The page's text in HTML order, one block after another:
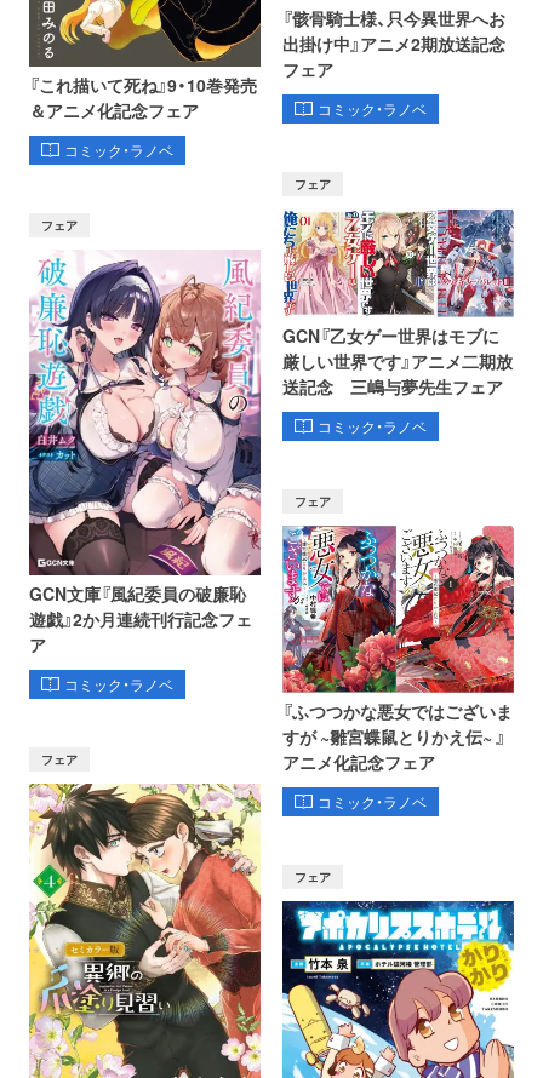
『これ描いて死ね』9・10巻発売
＆アニメ化記念フェア
コミック・ラノベ
『骸骨騎士様、只今異世界へお
出掛け中』アニメ2期放送記念
フェア
コミック・ラノベ
フェア
GCN文庫『風紀委員の破廉恥
遊戯』2か月連続刊行記念フェ
ア
コミック・ラノベ
フェア
GCN『乙女ゲー世界はモブに
厳しい世界です』アニメ二期放
送記念 三嶋与夢先生フェア
コミック・ラノベ
フェア
フェア
『ふつつかな悪女ではございま
すが ~雛宮蝶鼠とりかえ伝~ 』
アニメ化記念フェア
コミック・ラノベ
フェア